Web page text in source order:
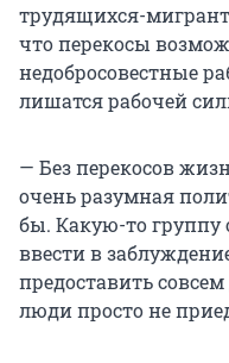
трудящихся-
что перекосы
недобросовестные
лишатся рабочей
— Без перекосов
очень разумная
бы. Какую-то
ввести в
предоставить
люди просто не